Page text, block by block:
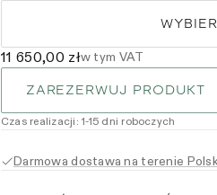
11 650,00 złw tym VAT
ZAREZERWUJ PRODUKT
Czas realizacji :1-15 dni roboczych
Darmowa dostawa na terenie